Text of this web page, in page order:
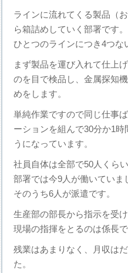
ラインに流れてくる製品（
ら箱詰めしていく部署です。
ひとつのラインにつき4つな
まず製品を運び入れて仕上
のを目で検品し、金属探知
めをします。
単純作業ですので同じ仕事
ーションを組んで30分か1
うになっています。
社員自体は全部で50人くら
部署では今9人が働いていま
そのうち6人が派遣です。
生産部の部長から指示を受
現場の指揮をとるのは係長で
残業はあまりなく、月収は
た。